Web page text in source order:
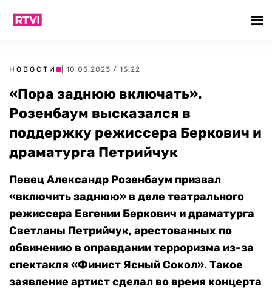
НОВОСТИ | 10.05.2023 / 15:22
«Пора заднюю включать».
Розенбаум высказался в
поддержку режиссера Беркович и
драматурга Петрийчук
Певец Александр Розенбаум призвал
«включить заднюю» в деле театрального
режиссера Евгении Беркович и драматурга
Светланы Петрийчук, арестованных по
обвинению в оправдании терроризма из-за
спектакля «Финист Ясный Сокол». Такое
заявление артист сделал во время концерта